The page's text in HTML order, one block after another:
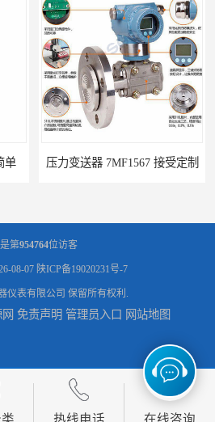
单 压力变送器 7MF1567 接受定制
制 压力变送器 ZF-S-X 性能稳定
第954764位访客
08-07 陕ICP备19020231号-7
仪表有限公司 保留所有权利.
免责声明 管理员入口 网站地图
热线电话 在线咨询